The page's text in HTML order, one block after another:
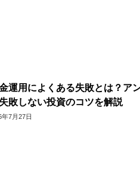
運用によくある失敗とは？ア
敗しない投資のコツを解説
年7月27日